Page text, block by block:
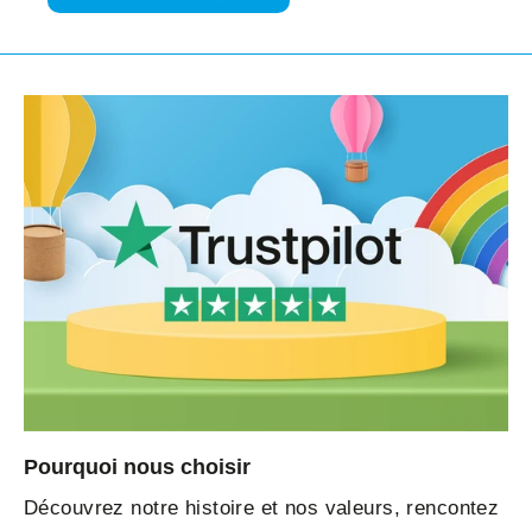
Pourquoi nous choisir
Découvrez notre histoire et nos valeurs, rencontez